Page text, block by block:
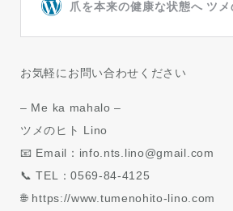
お気軽にお問い合わせください
– Me ka mahalo –
ツメのヒト Lino
📧 Email：info.nts.lino@gmail.com
📞 TEL：0569-84-4125
🌐 https://www.tumenohito-lino.com